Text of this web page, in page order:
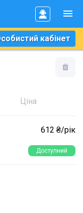
кабінет
Ціна
612 ₴/рік
Доступний